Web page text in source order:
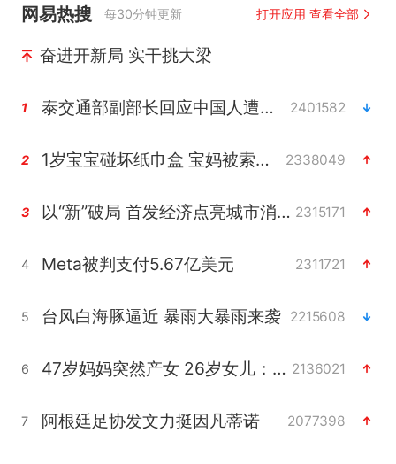
网易热搜 每30分钟更新 打开应用 查看全部
奋进开新局 实干挑大梁
1 泰交通部副部长回应中国人遭歧视手势 2401582
2 1岁宝宝碰坏纸巾盒 宝妈被索赔924元 2338049
3 以“新”破局 首发经济点亮城市消费活力 2315171
4 Meta被判支付5.67亿美元 2311721
5 台风白海豚逼近 暴雨大暴雨来袭 2215608
6 47岁妈妈突然产女 26岁女儿：很震惊 2136021
7 阿根廷足协发文力挺因凡蒂诺 2077398